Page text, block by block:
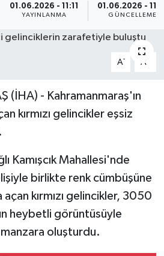
01.06.2026 - 11:11
YAYINLANMA
01.06.2026 -
GÜNCELLEME
A- A
(İHA) - Kahramanmaraş'ın
kırmızı gelincikler eşsiz
Kamışcık Mahallesi'nde
birlikte renk cümbüşüne
kırmızı gelincikler, 3050
heybetli görüntüsüyle
oluşturdu.